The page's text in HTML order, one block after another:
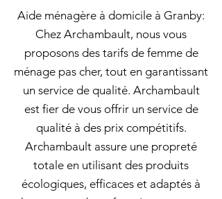
Aide ménagère à domicile à Granby:
Chez Archambault, nous vous
proposons des tarifs de femme de
ménage pas cher, tout en garantissant
un service de qualité. Archambault
est fier de vous offrir un service de
qualité à des prix compétitifs.
Archambault assure une propreté
totale en utilisant des produits
écologiques, efficaces et adaptés à